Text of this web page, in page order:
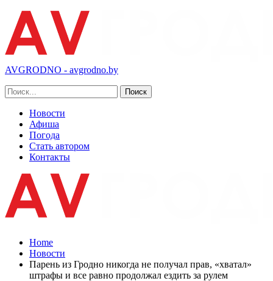
AVGRODNO - avgrodno.by
Новости
Афиша
Погода
Стать автором
Контакты
Home
Новости
Парень из Гродно никогда не получал прав, «хватал»
штрафы и все равно продолжал ездить за рулем